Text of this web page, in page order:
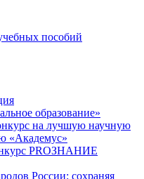
пособий
образование»
на лучшую научную
«Академус»
PROЗНАНИЕ
России: сохраняя